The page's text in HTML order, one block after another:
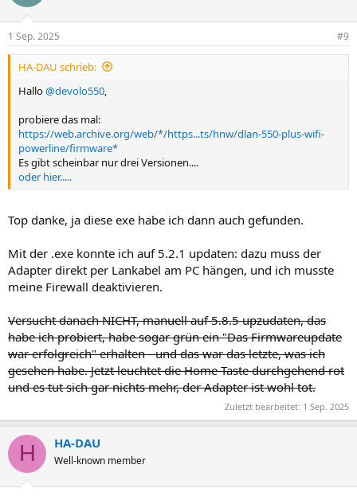
1 Sep. 2025 #9
HA-DAU schrieb:
Hallo@devolo550
probiere das mal:
https://web.archive.org/web/*/https...ts/hnw/dlan-550-plus-wifi-
powerline/firmware*
Es gibt scheinbar nur drei Versionen....
oder hier.....
Top danke, ja diese exe habe ich dann auch gefunden.
Mit der .exe konnte ich auf 5.2.1 updaten: dazu muss der
Adapter direkt per Lankabel am PC hängen, und ich musste
meine Firewall deaktivieren.
Versucht danach NICHT, manuell auf 5.8.5 upzudaten, das
habe ich probiert, habe sogar grün ein "Das Firmwareupdate
war erfolgreich" erhalten - und das war das letzte, was ich
gesehen habe. Jetzt leuchtet die Home-Taste durchgehend rot
und es tut sich gar nichts mehr, der Adapter ist wohl tot.
Zuletzt bearbeitet: 1 Sep. 2025
H HA-DAU
Well-known member